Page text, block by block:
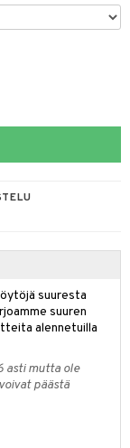
suuresta
suuren
alennetuilla
asti mutta ole
päästä